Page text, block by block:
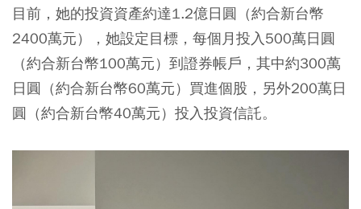
目前，她的投資資產約達1.2億日圓（約合新台幣
2400萬元），她設定目標，每個月投入500萬日圓
（約合新台幣100萬元）到證券帳戶，其中約300萬
日圓（約合新台幣60萬元）買進個股，另外200萬日
圓（約合新台幣40萬元）投入投資信託。